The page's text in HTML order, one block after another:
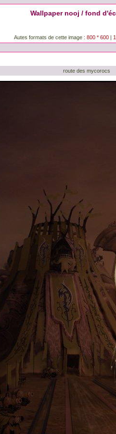
Wallpaper nooj / fond
Autes formats de cette image : 800 * 600|
route des mycorocs